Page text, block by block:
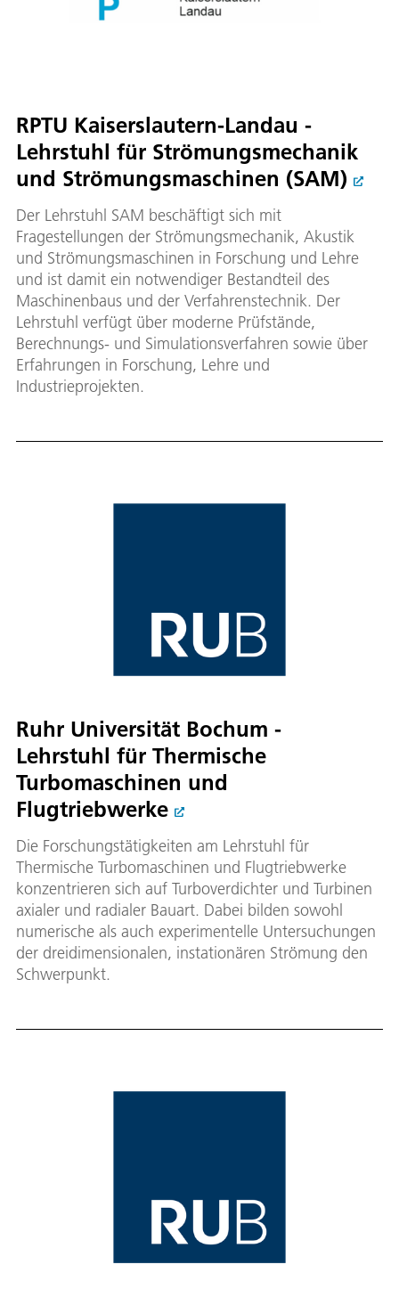
RPTU Kaiserslautern-Landau -
Lehrstuhl für Strömungsmechanik
und Strömungsmaschinen (SAM)
Der Lehrstuhl SAM beschäftigt sich mit
Fragestellungen der Strömungsmechanik, Akustik
und Strömungsmaschinen in Forschung und Lehre
und ist damit ein notwendiger Bestandteil des
Maschinenbaus und der Verfahrenstechnik. Der
Lehrstuhl verfügt über moderne Prüfstände,
Berechnungs- und Simulationsverfahren sowie über
Erfahrungen in Forschung, Lehre und
Industrieprojekten.
Ruhr Universität Bochum -
Lehrstuhl für Thermische
Turbomaschinen und
Flugtriebwerke
Die Forschungstätigkeiten am Lehrstuhl für
Thermische Turbomaschinen und Flugtriebwerke
konzentrieren sich auf Turboverdichter und Turbinen
axialer und radialer Bauart. Dabei bilden sowohl
numerische als auch experimentelle Untersuchungen
der dreidimensionalen, instationären Strömung den
Schwerpunkt.